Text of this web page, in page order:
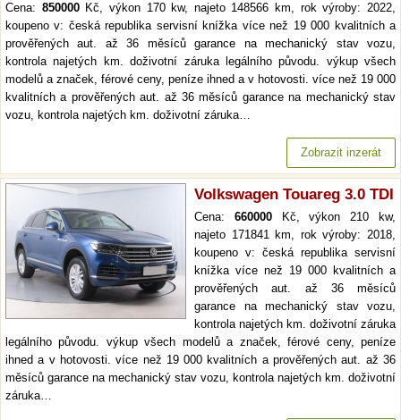
Cena: 850000Kč, výkon 170 kw, najeto 148566 km, rok výroby: 2022,
koupeno v: česká republika servisní knížka více než 19 000 kvalitních a
prověřených aut. až 36 měsíců garance na mechanický stav vozu,
kontrola najetých km. doživotní záruka legálního původu. výkup všech
modelů a značek, férové ceny, peníze ihned a v hotovosti. více než 19 000
kvalitních a prověřených aut. až 36 měsíců garance na mechanický stav
vozu, kontrola najetých km. doživotní záruka…
Zobrazit inzerát
Volkswagen Touareg 3.0 TDI
Cena: 660000Kč, výkon 210 kw,
najeto 171841 km, rok výroby: 2018,
koupeno v: česká republika servisní
knížka více než 19 000 kvalitních a
prověřených aut. až 36 měsíců
garance na mechanický stav vozu,
kontrola najetých km. doživotní záruka
legálního původu. výkup všech modelů a značek, férové ceny, peníze
ihned a v hotovosti. více než 19 000 kvalitních a prověřených aut. až 36
měsíců garance na mechanický stav vozu, kontrola najetých km. doživotní
záruka…